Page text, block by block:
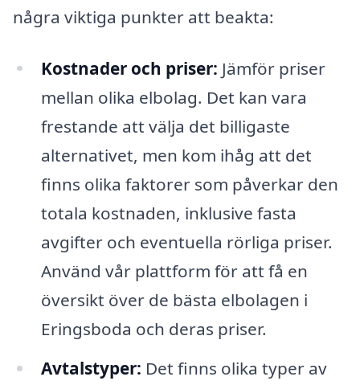
några viktiga punkter att beakta:
Kostnader och priser: Jämför priser
mellan olika elbolag. Det kan vara
frestande att välja det billigaste
alternativet, men kom ihåg att det
finns olika faktorer som påverkar den
totala kostnaden, inklusive fasta
avgifter och eventuella rörliga priser.
Använd vår plattform för att få en
översikt över de bästa elbolagen i
Eringsboda och deras priser.
Avtalstyper: Det finns olika typer av